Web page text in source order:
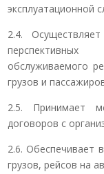
эксплуатационной
2.4.
обслуживаемого
грузов и
2.5. Принимает
договоров с
2.6. Обеспечивает
грузов, рейсов на